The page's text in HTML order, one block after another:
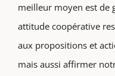
meilleur moyen est de
attitude coopérative
aux propositions et
mais aussi affirmer